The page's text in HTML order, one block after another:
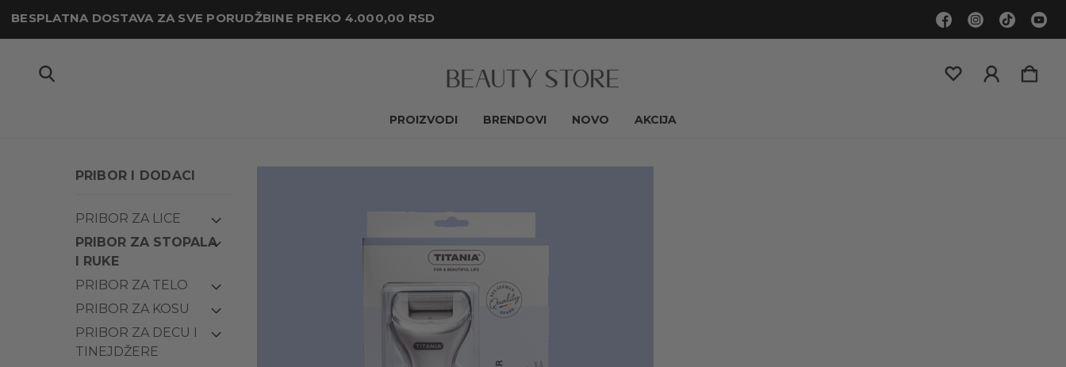
BESPLATNA DOSTAVA ZA SVE PORUDŽBINE PREKO 4.000,00 RSD
PROIZVODI BRENDOVI NOVO AKCIJA
PRIBOR I DODACI
PRIBOR ZA LICE
PRIBOR ZA STOPALA
I RUKE
PRIBOR ZA TELO
PRIBOR ZA KOSU
PRIBOR ZA DECU I
TINEJDŽERE